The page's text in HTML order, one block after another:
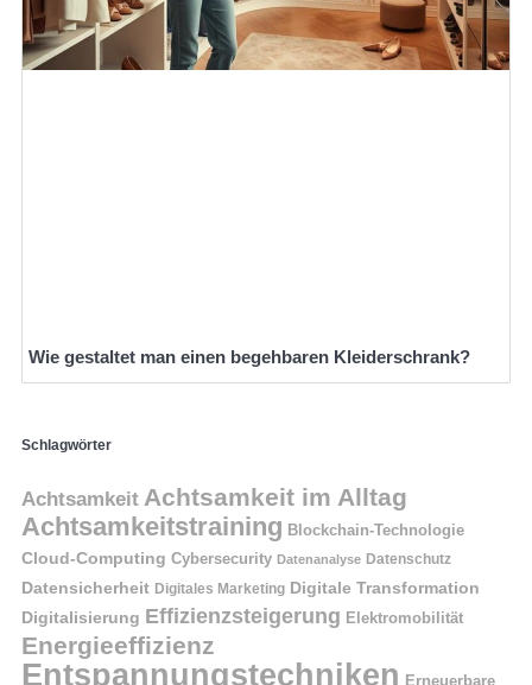
Wie gestaltet man einen begehbaren Kleiderschrank?
Schlagwörter
Achtsamkeit Achtsamkeit im Alltag
Achtsamkeitstraining Blockchain-Technologie
Cloud-Computing Cybersecurity Datenanalyse Datenschutz
Datensicherheit Digitales Marketing Digitale Transformation
Digitalisierung Effizienzsteigerung Elektromobilität
Energieeffizienz
Entspannungstechniken Erneuerbare